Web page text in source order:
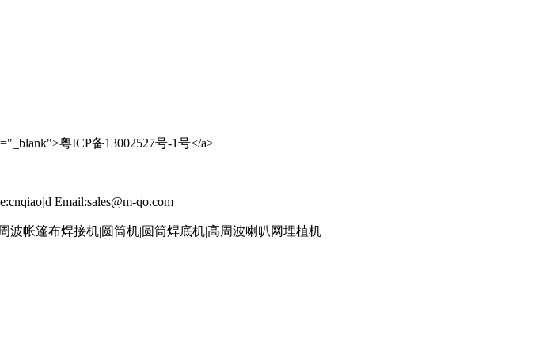
粤ICP备13002527号-1号</a>
Email:sales@m-qo.com
波帐篷布焊接机|圆筒机|圆筒焊底机|高周波喇叭网埋植机